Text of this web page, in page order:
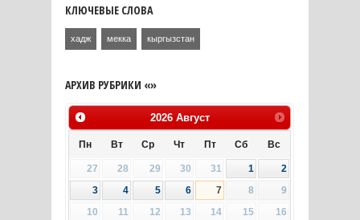
КЛЮЧЕВЫЕ СЛОВА
хадж мекка кыргызстан
АРХИВ РУБРИКИ «»
2026 Август
Пн Вт Ср Чт Пт Сб Вс
27 28 29 30 31 1
2
3
4 5 6 7 8
9
10
11 12 13 14 15
16